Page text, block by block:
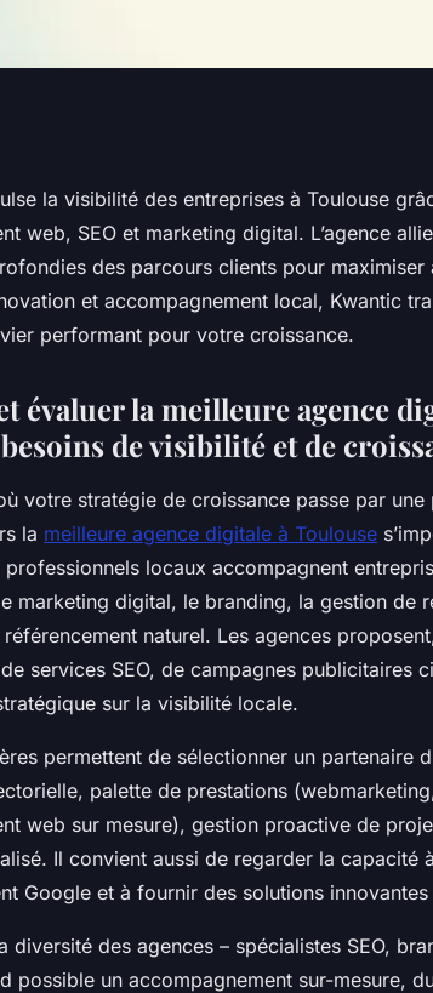
qui
la visibilité des entreprises à Toulouse
web, SEO et marketing digital. L’agence
des parcours clients pour
et accompagnement local, Kwantic
performant pour votre croissance.
évaluer la meilleure agence
de visibilité et de
votre stratégie de croissance passe par
la meilleure agence digitale à Toulouse
professionnels locaux accompagnent
marketing digital, le branding, la gestion de
référencement naturel. Les agences
services SEO, de campagnes publicitaires
sur la visibilité locale.
permettent de sélectionner un partenaire
palette de prestations
web sur mesure), gestion proactive de
Il convient aussi de regarder la capacité
Google et à fournir des solutions
diversité des agences – spécialistes SEO,
possible un accompagnement sur-mesure,